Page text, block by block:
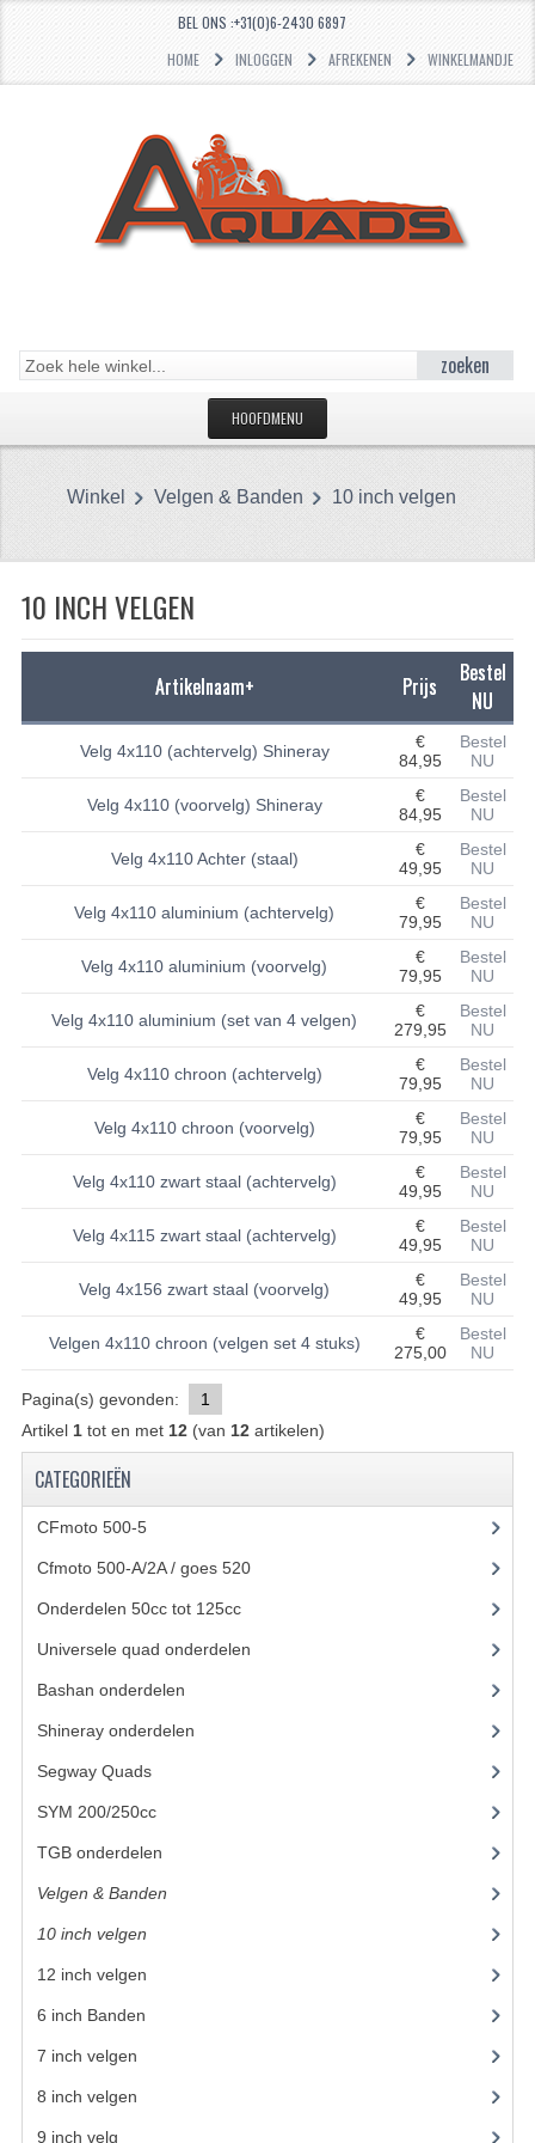
BEL ONS :+31(0)6-2430 6897
HOME
INLOGGEN AFREKENEN WINKELMANDJE
zoeken
HOOFDMENU
CFMOTO 500-5
CFMOTO 500-A/2A / GOES 520
LAGERS
PAKKINGEN
PLASTIC PARTS
VERLICHTING
ONDERDELEN 50CC TOT 125CC
UNIVERSELE QUAD ONDERDELEN
BASHAN ONDERDELEN
KETTING EN TANDWIELEN
MOTOR
REM SYSTEEM
STUUR INRICHTING
UITLAAT SYSTEEM
Winkel Velgen & Banden 10 inch velgen
10 INCH VELGEN
Artikelnaam+ Prijs
Bestel
NU
Velg 4x110 (achtervelg) Shineray
€
84,95
Bestel
NU
Velg 4x110 (voorvelg) Shineray
€
84,95
Bestel
NU
Velg 4x110 Achter (staal)
€
49,95
Bestel
NU
Velg 4x110 aluminium (achtervelg)
€
79,95
Bestel
NU
Velg 4x110 aluminium (voorvelg)
€
79,95
Bestel
NU
Velg 4x110 aluminium (set van 4 velgen)
€
279,95
Bestel
NU
Velg 4x110 chroon (achtervelg)
€
79,95
Bestel
NU
Velg 4x110 chroon (voorvelg)
€
79,95
Bestel
NU
Velg 4x110 zwart staal (achtervelg)
€
49,95
Bestel
NU
Velg 4x115 zwart staal (achtervelg)
€
49,95
Bestel
NU
Velg 4x156 zwart staal (voorvelg)
€
49,95
Bestel
NU
Velgen 4x110 chroon (velgen set 4 stuks)
€
275,00
Bestel
NU
Pagina(s) gevonden:
1
Artikel 1tot en met 12(van 12artikelen)
CATEGORIEËN
CFmoto 500-5(5)
Cfmoto 500-A/2A / goes 520(347)
Onderdelen 50cc tot 125cc(49)
Universele quad onderdelen
Bashan onderdelen
Shineray onderdelen
Segway Quads(6)
SYM 200/250cc(15)
TGB onderdelen
Velgen & Banden
10 inch velgen
12 inch velgen
6 inch Banden
7 inch velgen
8 inch velgen
9 inch velg